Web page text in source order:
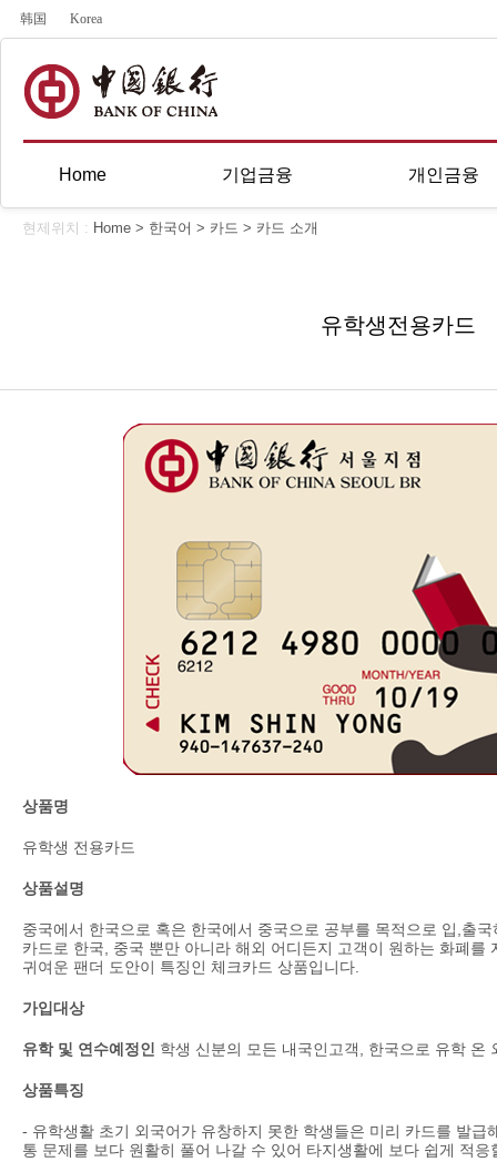
韩国 Korea
Home 기업금융 개인금융
현제위치 : Home > 한국어 > 카드 > 카드 소개
유학생전용카드
상품명
유학생 전용카드
상품설명
중국에서 한국으로 혹은 한국에서 중국으로 공부를 목적으로 입,출
카드로 한국, 중국 뿐만 아니라 해외 어디든지 고객이 원하는 화폐를
귀여운 팬더 도안이 특징인 체크카드 상품입니다.
가입대상
유학 및 연수예정인 학생 신분의 모든 내국인고객, 한국으로 유학 온
상품특징
- 유학생활 초기 외국어가 유창하지 못한 학생들은 미리 카드를 발급
통 문제를 보다 원활히 풀어 나갈 수 있어 타지생활에 보다 쉽게 적